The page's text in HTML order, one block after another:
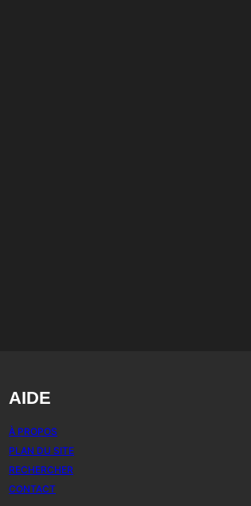
AIDE
À PROPOS
PLAN DU SITE
RECHERCHER
CONTACT